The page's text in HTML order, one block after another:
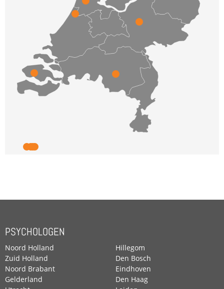
PSYCHOLOGEN
Noord Holland
Zuid Holland
Noord Brabant
Gelderland
Hillegom
Den Bosch
Eindhoven
Den Haag